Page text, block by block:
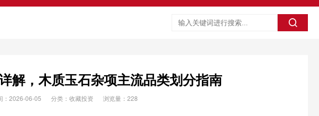
解，木质玉石杂项主流品类划分指南
：2026-06-05 分类： 收藏投资 浏览量：228